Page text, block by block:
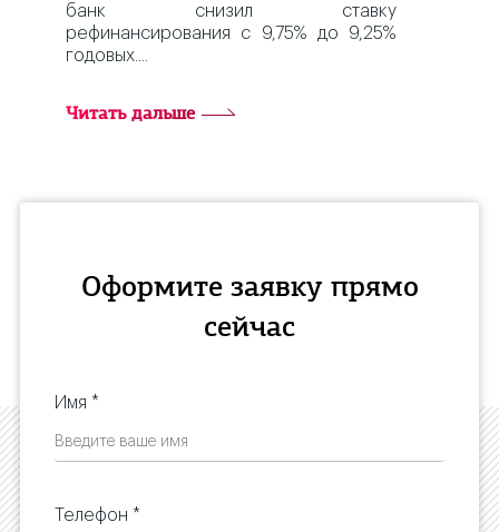
банк снизил ставку
рефинансирования с 9,75% до 9,25%
годовых.
Читать дальше
Оформите заявку прямо
сейчас
Имя *
Телефон *